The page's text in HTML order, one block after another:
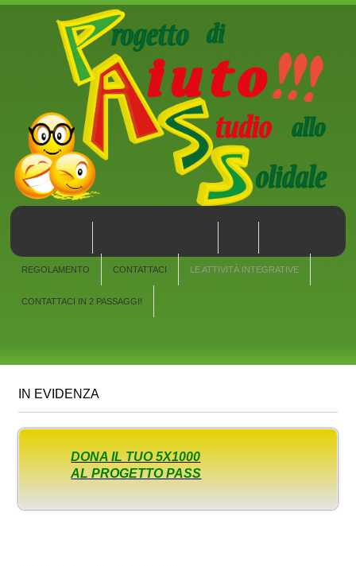
REGOLAMENTO CONTATTACI LE ATTIVITÀ INTEGRATIVE
CONTATTACI IN 2 PASSAGGI!
IN EVIDENZA
DONA IL TUO 5X1000
AL PROGETTO PASS